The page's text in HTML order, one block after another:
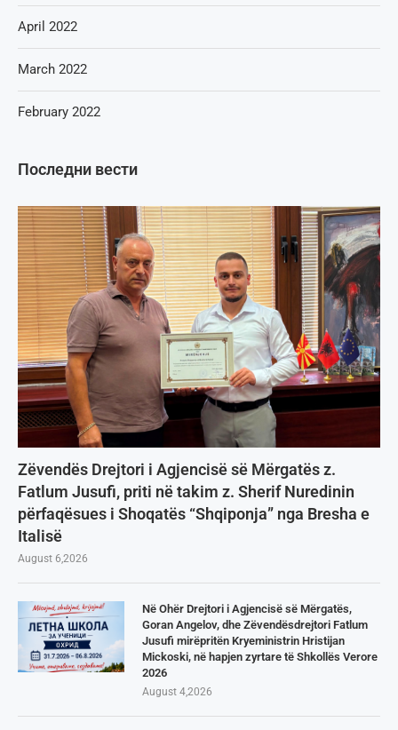
Последни вести
Zëvendës Drejtori i Agjencisë së Mërgatës z.
Fatlum Jusufi, priti në takim z. Sherif Nuredinin
përfaqësues i Shoqatës “Shqiponja” nga Bresha e
Italisë
August 6,2026
Në Ohër Drejtori i Agjencisë së Mërgatës,
Goran Angelov, dhe Zëvendësdrejtori Fatlum
Jusufi mirëpritën Kryeministrin Hristijan
Mickoski, në hapjen zyrtare të Shkollës Verore
2026
August 4,2026
April 2022
March 2022
February 2022